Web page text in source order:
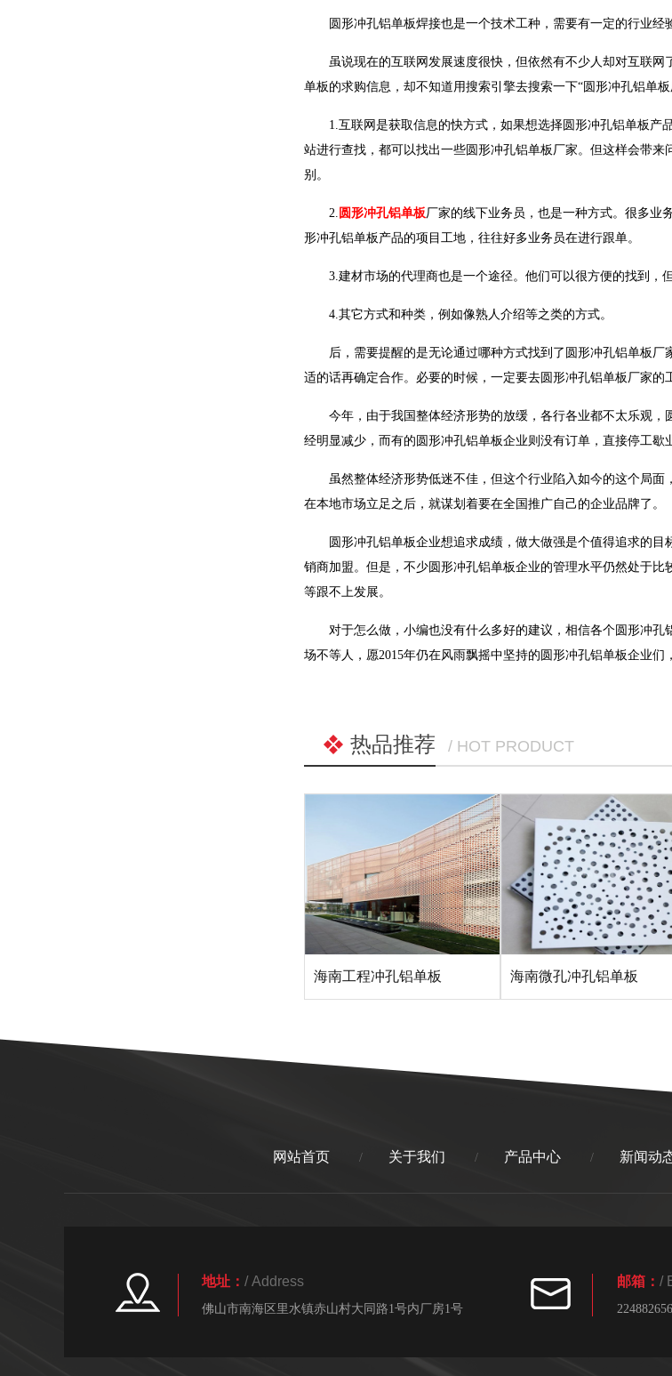
圆形冲孔铝单板焊接也是一个技术工种，需要有一定的行业经
虽说现在的互联网发展速度很快，但依然有不少人却对互联网
单板的求购信息，却不知道用搜索引擎去搜索一下“圆形冲孔铝单
1.互联网是获取信息的快方式，如果想选择圆形冲孔铝单板产
站进行查找，都可以找出一些圆形冲孔铝单板厂家。但这样会带
别。
2. 圆形冲孔铝单板厂家的线下业务员，也是一种方式。很多业
形冲孔铝单板产品的项目工地，往往好多业务员在进行跟单。
3.建材市场的代理商也是一个途径。他们可以很方便的找到，
4.其它方式和种类，例如像熟人介绍等之类的方式。
后，需要提醒的是无论通过哪种方式找到了圆形冲孔铝单板厂
适的话再确定合作。必要的时候，一定要去圆形冲孔铝单板厂家
今年，由于我国整体经济形势的放缓，各行各业都不太乐观，
经明显减少，而有的圆形冲孔铝单板企业则没有订单，直接停工歇
虽然整体经济形势低迷不佳，但这个行业陷入如今的这个局面
在本地市场立足之后，就谋划着要在全国推广自己的企业品牌了。
圆形冲孔铝单板企业想追求成绩，做大做强是个值得追求的目
销商加盟。但是，不少圆形冲孔铝单板企业的管理水平仍然处于
等跟不上发展。
对于怎么做，小编也没有什么多好的建议，相信各个圆形冲孔
场不等人，愿2015年仍在风雨飘摇中坚持的圆形冲孔铝单板企业们
热品推荐 / HOT PRODUCT
海南工程冲孔铝单板 海南微孔冲孔铝单板
网站首页 / 关于我们 / 产品中心 / 新闻动
地址： / Address
佛山市南海区里水镇赤山村大同路1号内厂房1号
邮箱： /